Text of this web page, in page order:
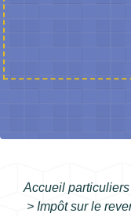
Accueil particuliers
> Impôt sur le